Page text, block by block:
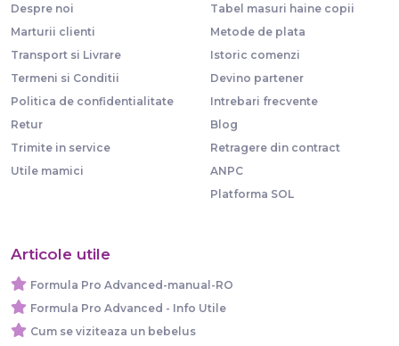
Despre noi
Marturii clienti
Transport si Livrare
Termeni si Conditii
Politica de confidentialitate
Retur
Trimite in service
Utile mamici
Tabel masuri haine copii
Metode de plata
Istoric comenzi
Devino partener
Intrebari frecvente
Blog
Retragere din contract
ANPC
Platforma SOL
Articole utile
Formula Pro Advanced-manual-RO
Formula Pro Advanced - Info Utile
Cum se viziteaza un bebelus